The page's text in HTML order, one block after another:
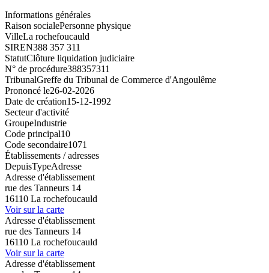
Informations générales
Raison socialePersonne physique
VilleLa rochefoucauld
SIREN388 357 311
StatutClôture liquidation judiciaire
N° de procédure388357311
TribunalGreffe du Tribunal de Commerce d'Angoulême
Prononcé le26-02-2026
Date de création15-12-1992
Secteur d'activité
GroupeIndustrie
Code principal10
Code secondaire1071
Établissements / adresses
DepuisTypeAdresse
Adresse d'établissement
rue des Tanneurs 14
16110 La rochefoucauld
Voir sur la carte
Adresse d'établissement
rue des Tanneurs 14
16110 La rochefoucauld
Voir sur la carte
Adresse d'établissement